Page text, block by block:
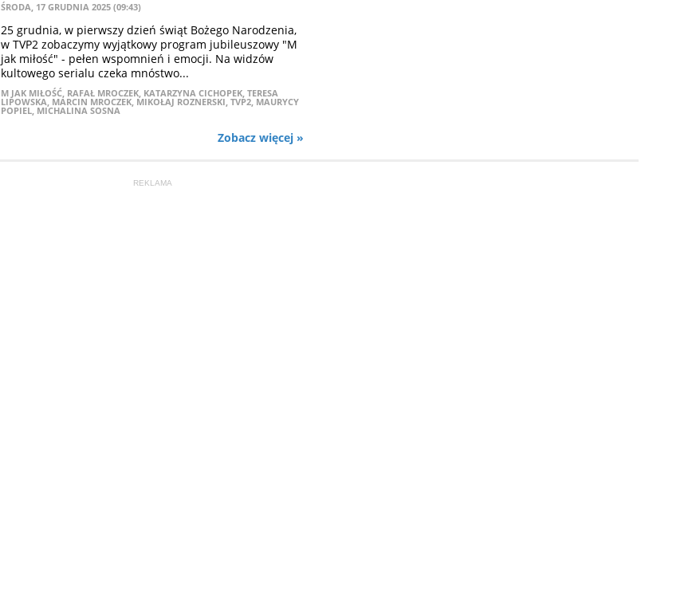
ŚRODA, 17 GRUDNIA 2025 (09:43)
25 grudnia, w pierwszy dzień świąt Bożego Narodzenia,
w TVP2 zobaczymy wyjątkowy program jubileuszowy "M
jak miłość" - pełen wspomnień i emocji. Na widzów
kultowego serialu czeka mnóstwo...
M JAK MIŁOŚĆ, RAFAŁ MROCZEK, KATARZYNA CICHOPEK, TERESA
LIPOWSKA, MARCIN MROCZEK, MIKOŁAJ ROZNERSKI, TVP2, MAURYCY
POPIEL, MICHALINA SOSNA
Zobacz więcej »
REKLAMA